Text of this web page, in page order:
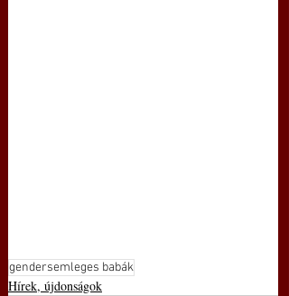
gendersemleges babák
Hírek, újdonságok